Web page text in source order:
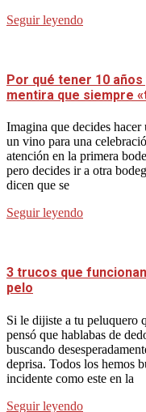
Seguir leyendo
Por qué tener 10
mentira que siempre
Imagina que decides
un vino para una
atención en la primera
pero decides ir a otra
dicen que se
Seguir leyendo
3 trucos que
pelo
Si le dijiste a tu peluquero
pensó que hablabas de
buscando
deprisa. Todos los hemos
incidente como este en la
Seguir leyendo